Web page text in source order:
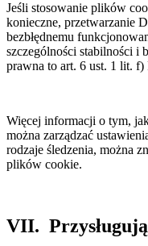
Jeśli stosowanie plików
konieczne, przetwarzanie
bezbłędnemu
szczególności stabilności i
prawna to art. 6 ust. 1 lit.
Więcej informacji o tym,
można zarządzać
rodzaje śledzenia, można
plików cookie.
VII.